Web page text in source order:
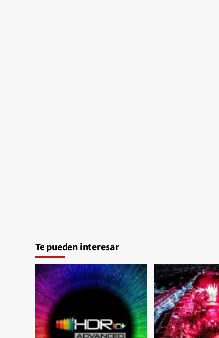
Te pueden interesar